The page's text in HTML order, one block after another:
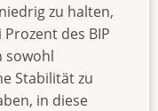
zu halten,
des BIP
sowohl
Stabilität zu
in diese